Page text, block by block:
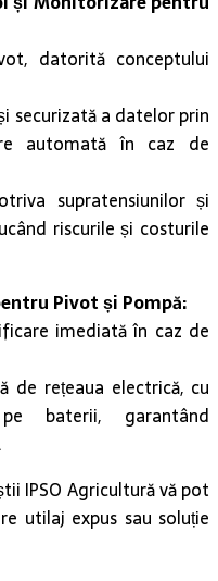
securizată a datelor prin
automată în caz de
supratensiunilor și
riscurile și costurile
Pivot și Pompă:
imediată în caz de
de rețeaua electrică, cu
baterii, garantând
IPSO Agricultură vă pot
utilaj expus sau soluție